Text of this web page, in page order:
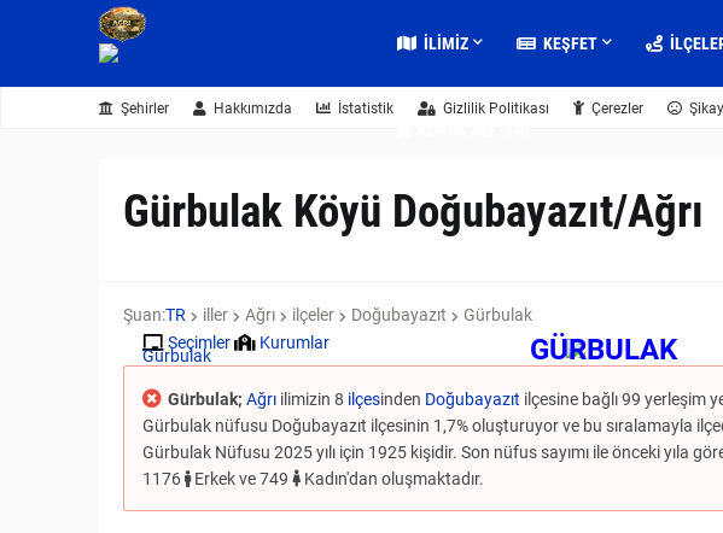
İLIMIZ KEŞFET
Şehirler Hakkımızda İstatistik Gizlilik Politikası Çerezler
Gürbulak Köyü Doğubayazıt/Ağrı
Şuan:TR iller Ağrı ilçeler Doğubayazıt
Gürbulak
Seçimler
Kurumlar
Gürbulak GÜRBULAK
Gürbulak; Ağrı ilimizin 8 ilçesinden Doğubayazıt ilçesine bağlı 99 yerleşim
Gürbulak nüfusu Doğubayazıt ilçesinin 1,7% oluşturuyor ve bu sıralamayla
Gürbulak Nüfusu 2025 yılı için 1925 kişidir. Son nüfus sayımı ile önceki yıla
1176 Erkek ve 749 Kadın'dan oluşmaktadır.